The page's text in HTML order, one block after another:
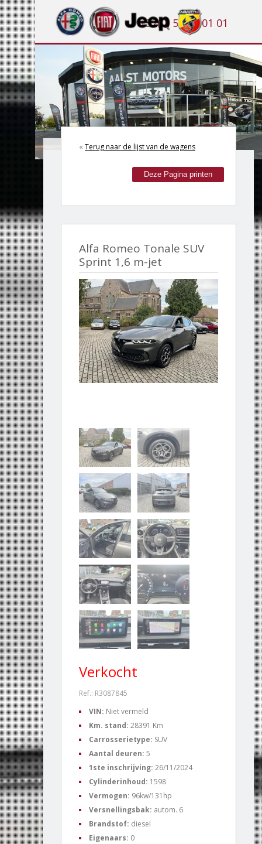
+32(0) 53 21 01 01
« Terug naar de lijst van de wagens
Deze Pagina printen
Alfa Romeo Tonale SUV
Sprint 1,6 m-jet
Verkocht
Ref.: R3087845
VIN: Niet vermeld
Km. stand: 28391 Km
Carrosserietype: SUV
Aantal deuren: 5
1ste inschrijving: 26/11/2024
Cylinderinhoud: 1598
Vermogen: 96kw/131hp
Versnellingsbak: autom. 6
Brandstof: diesel
Eigenaars: 0